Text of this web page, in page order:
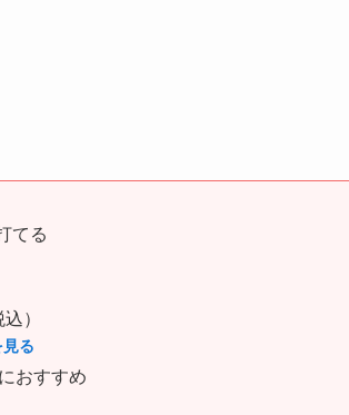
てる
込）
る
おすすめ